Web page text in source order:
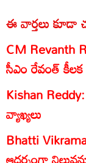
ఈ వార్తలు కూడా
CM Revanth
సీఎం రేవంత్ కీలక
Kishan
వ్యాఖ్యలు
Bhatti